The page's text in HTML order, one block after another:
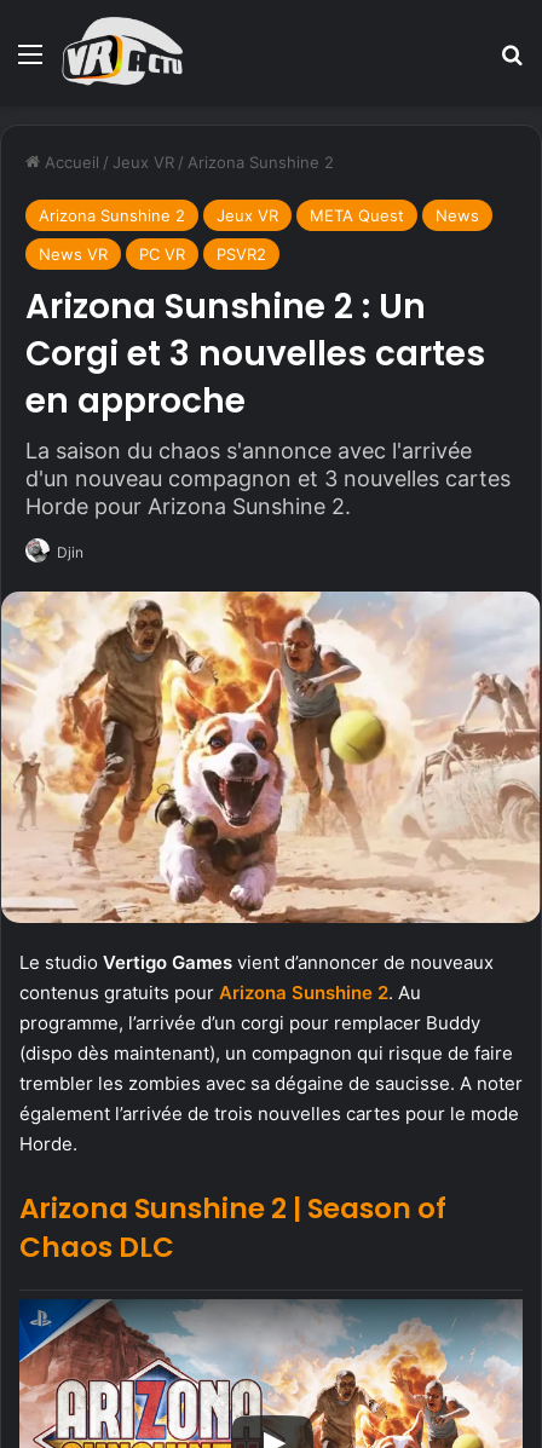
Menu
Accueil / Jeux VR / Arizona Sunshine 2
Arizona Sunshine 2 Jeux VR META Quest
News
News VR
PC VR PSVR2
Arizona Sunshine 2 : Un
Corgi et 3 nouvelles cartes
en approche
La saison du chaos s'annonce avec l'arrivée
d'un nouveau compagnon et 3 nouvelles cartes
Horde pour Arizona Sunshine 2.
Djin
Le studio Vertigo Games vient d’annoncer de nouveaux
contenus gratuits pour Arizona Sunshine 2. Au
programme, l’arrivée d’un corgi pour remplacer Buddy
(dispo dès maintenant), un compagnon qui risque de faire
trembler les zombies avec sa dégaine de saucisse. A noter
également l’arrivée de trois nouvelles cartes pour le mode
Horde.
Arizona Sunshine 2 | Season of
Chaos DLC